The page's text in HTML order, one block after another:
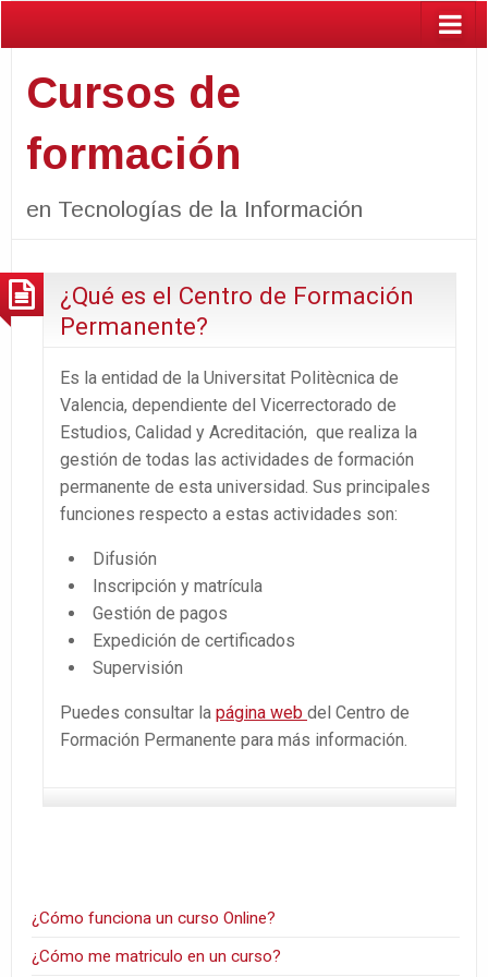
Cursos de
formación
en Tecnologías de la Información
¿Qué es el Centro de Formación
Permanente?
Es la entidad de la Universitat Politècnica de
Valencia, dependiente del Vicerrectorado de
Estudios, Calidad y Acreditación, que realiza la
gestión de todas las actividades de formación
permanente de esta universidad. Sus principales
funciones respecto a estas actividades son:
Difusión
Inscripción y matrícula
Gestión de pagos
Expedición de certificados
Supervisión
Puedes consultar la página web del Centro de
Formación Permanente para más información.
¿Cómo funciona un curso Online?
¿Cómo me matriculo en un curso?